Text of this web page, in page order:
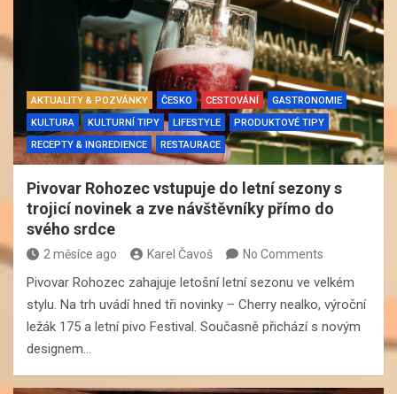
AKTUALITY & POZVÁNKY ČESKO CESTOVÁNÍ
GASTRONOMIE
KULTURA
KULTURNÍ TIPY LIFESTYLE
PRODUKTOVÉ TIPY
RECEPTY & INGREDIENCE
RESTAURACE
Pivovar Rohozec vstupuje do letní sezony s
trojicí novinek a zve návštěvníky přímo do
svého srdce
2 měsíce ago Karel Čavoš No Comments
Pivovar Rohozec zahajuje letošní letní sezonu ve velkém
stylu. Na trh uvádí hned tři novinky – Cherry nealko, výroční
ležák 175 a letní pivo Festival. Současně přichází s novým
designem…